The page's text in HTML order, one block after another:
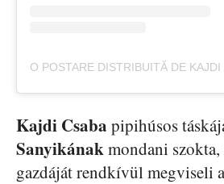
Kajdi Csaba pipihúsos
Sanyikánakmondani
gazdáját rendkívül megviseli